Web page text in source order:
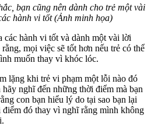
bạn cũng nên dành cho trẻ một vài
hành vi tốt (Ảnh minh họa)
hành vi tốt và dành một vài lời
mọi việc sẽ tốt hơn nếu trẻ có thể
muốn thay vì khóc lóc.
lặng khi trẻ vi phạm một lỗi nào đó
nghĩ đến những thời điểm mà bạn
con bạn hiểu lý do tại sao bạn lại
đó thay vì nghĩ rằng mình không